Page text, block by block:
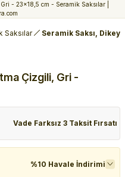
Saksılar Seramik Saksı,
Çizgili, Gri -
Vade Farksız 3 Taksit Fırsatı
%10 Havale İndirimi